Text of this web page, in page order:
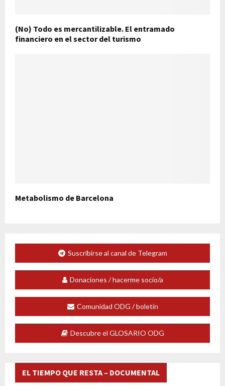
(No) Todo es mercantilizable. El entramado
financiero en el sector del turismo
Metabolismo de Barcelona
Suscribirse al canal de Telegram
Donaciones / hacerme socio/a
Comunidad ODG / boletín
Descubre el GLOSARIO ODG
EL TIEMPO QUE RESTA – DOCUMENTAL